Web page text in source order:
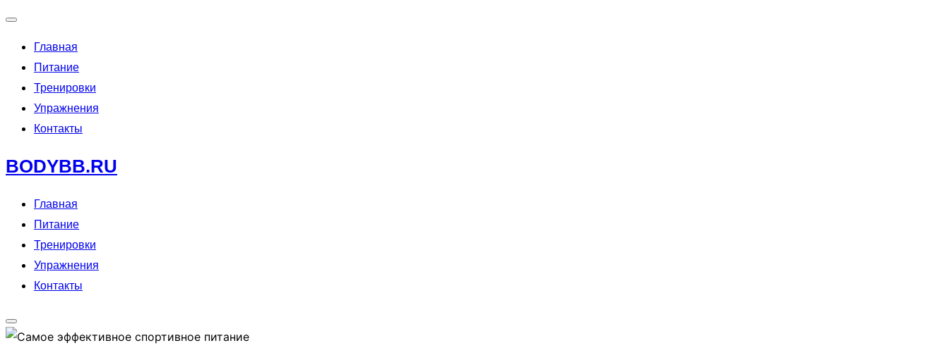
навигацию
Главная
Питание
Тренировки
Упражнения
Контакты
Перейти
к
содержимому
BODYBB.RU
Главная
Питание
Тренировки
Упражнения
Контакты
Переключить